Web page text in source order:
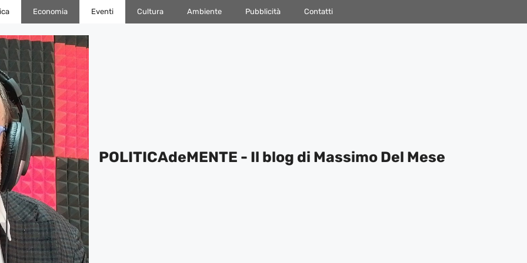
Economia Eventi Cultura Ambiente Pubblicità Contatti
POLITICAdeMENTE - Il blog di Massimo Del Mese